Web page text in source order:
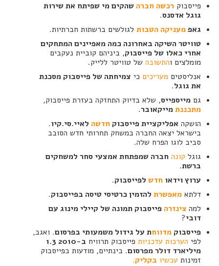
פייסבוק רכשה חברה שהקים מי שפיתח את שירות
גוגל אדסנס.
גאפמעניקה הטבותלגולשים ברשתות חברתיות.
טוויטר השיקה באחרונה כמה מאפיינים המתחקים
אחרי כאלו של פייסבוק, ביניהם קוביית נעקבים
מומלצים והתשובהשל טוויטר ללייק.
אנליסטים מעריכים כי צמיחתה של פייסבוק מסכנת
את גוגל.
גם מייספייס, שלא בדיוק התחזקה בעזרת פייסבוק,
מתכננתמייקאובר.
הושקה אפליקציית פייסבוק חדשה לאיי.סי.קיו.
בישראל יצאה החברה במשחק תחרותי חדש הסובב
סביב לוגו הפרח שלה.
גוגל קונה חברה שמפתחת אמצעי סחר למשחקים
ברשת.
ערוץ וידאו חדש לפייסבוק.
דלתא מאפשרתלהזמין כרטיסי טיסה בפייסבוק.
למהצינזרה פייסבוק תמונה של קיילי מינוג עם
דובי?
פייסבוק מדווחת על גידול משמעותי בפרסום. ואגב,
לפי הערכות עדכניות פייסבוק תרוויח
ב-2010 1.3
מיליארד דולר מפרסום. בינתיים, מודעות בפייסבוק
זמינות עכשיו בקליק.